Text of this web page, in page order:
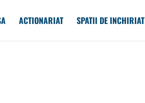
ACTIONARIAT SPATII DE INCHIRIAT